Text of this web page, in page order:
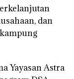
dan
Yayasan Astra